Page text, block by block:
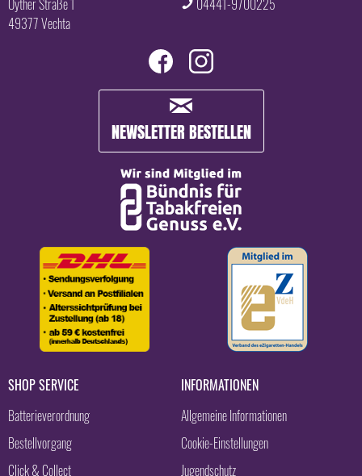
Oyther Straße 1
49377 Vechta
04441-9700225
NEWSLETTER BESTELLEN
SHOP SERVICE
Batterieverordnung
Bestellvorgang
Click & Collect
INFORMATIONEN
Allgemeine Informationen
Cookie-Einstellungen
Jugendschutz